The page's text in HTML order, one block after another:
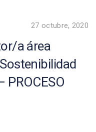
27 octubre, 2020
a área
PROCESO